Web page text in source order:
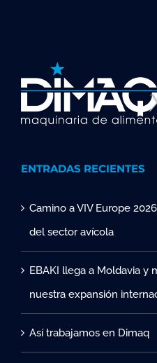
ENTRADAS RECIENTES
Camino a VIV Europe
del sector avícola
EBAKI llega a Moldavia y
nuestra expansión
Así trabajamos en Dimaq